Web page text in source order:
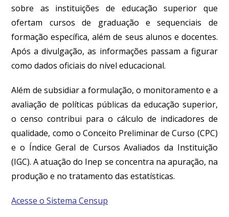
sobre as instituições de educação superior que
ofertam cursos de graduação e sequenciais de
formação específica, além de seus alunos e docentes.
Após a divulgação, as informações passam a figurar
como dados oficiais do nível educacional.
Além de subsidiar a formulação, o monitoramento e a
avaliação de políticas públicas da educação superior,
o censo contribui para o cálculo de indicadores de
qualidade, como o Conceito Preliminar de Curso (CPC)
e o Índice Geral de Cursos Avaliados da Instituição
(IGC). A atuação do Inep se concentra na apuração, na
produção e no tratamento das estatísticas.
Acesse o Sistema Censup